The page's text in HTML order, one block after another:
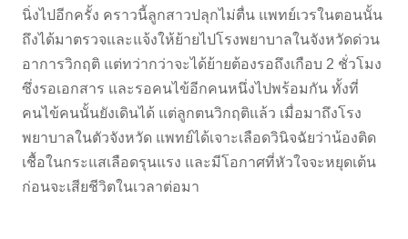
นิ่งไปอีกครั้ง คราวนี้ลูกสาวปลุกไม่ตื่น แพทย์เวรในตอนนั้น
ถึงได้มาตรวจและแจ้งให้ย้ายไปโรงพยาบาลในจังหวัดด่วน
อาการวิกฤติ แต่ทว่ากว่าจะได้ย้ายต้องรอถึงเกือบ 2 ชั่วโมง
ซึ่งรอเอกสาร และรอคนไข้อีกคนหนึ่งไปพร้อมกัน ทั้งที่
คนไข้คนนั้นยังเดินได้ แต่ลูกตนวิกฤติแล้ว เมื่อมาถึงโรง
พยาบาลในตัวจังหวัด แพทย์ได้เจาะเลือดวินิจฉัยว่าน้องติด
เชื้อในกระแสเลือดรุนแรง และมีโอกาศที่หัวใจจะหยุดเต้น
ก่อนจะเสียชีวิตในเวลาต่อมา